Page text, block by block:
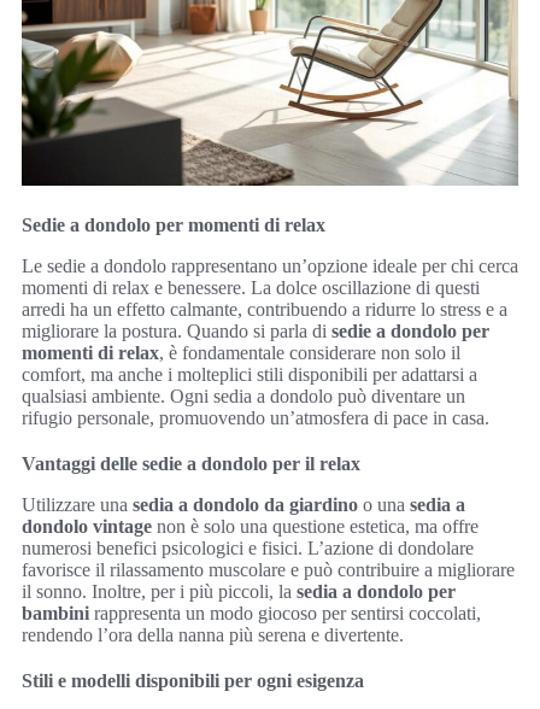
Sedie a dondolo per momenti di relax
Le sedie a dondolo rappresentano un’opzione ideale per chi cerca
momenti di relax e benessere. La dolce oscillazione di questi
arredi ha un effetto calmante, contribuendo a ridurre lo stress e a
migliorare la postura. Quando si parla di sedie a dondolo per
momenti di relax, è fondamentale considerare non solo il
comfort, ma anche i molteplici stili disponibili per adattarsi a
qualsiasi ambiente. Ogni sedia a dondolo può diventare un
rifugio personale, promuovendo un’atmosfera di pace in casa.
Vantaggi delle sedie a dondolo per il relax
Utilizzare una sedia a dondolo da giardino o una sedia a
dondolo vintage non è solo una questione estetica, ma offre
numerosi benefici psicologici e fisici. L’azione di dondolare
favorisce il rilassamento muscolare e può contribuire a migliorare
il sonno. Inoltre, per i più piccoli, la sedia a dondolo per
bambini rappresenta un modo giocoso per sentirsi coccolati,
rendendo l’ora della nanna più serena e divertente.
Stili e modelli disponibili per ogni esigenza